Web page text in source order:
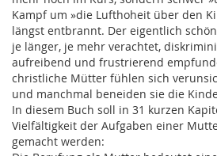
Kampf um »die Lufthoheit über den
längst entbrannt. Der eigentlich
je länger, je mehr verachtet,
aufreibend und frustrierend
christliche Mütter fühlen sich
und manchmal beneiden sie die
In diesem Buch soll in 31 kurzen
Vielfältigkeit der Aufgaben einer
gemacht werden: